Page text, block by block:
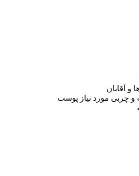
و آقایان
و چربی مورد نیاز پوست